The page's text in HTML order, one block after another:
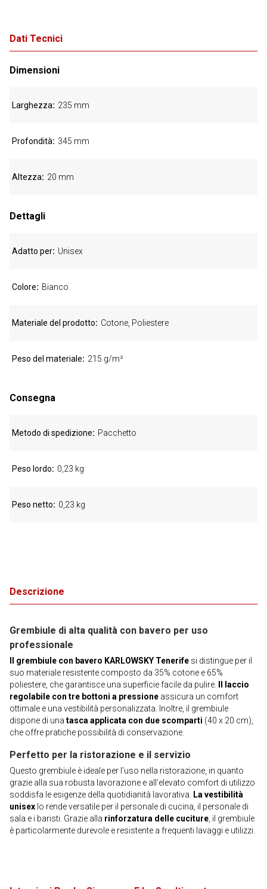
Descrizione
Grembiule di alta qualità con bavero per uso
professionale
Il grembiule con bavero KARLOWSKY Tenerife si distingue per il
suo materiale resistente composto da 35% cotone e 65%
poliestere, che garantisce una superficie facile da pulire.
Il laccio
regolabile con tre bottoni a pressione assicura un comfort
ottimale e una vestibilità personalizzata. Inoltre, il grembiule
dispone di una tasca applicata con due scomparti (40 x 20 cm),
che offre pratiche possibilità di conservazione.
Perfetto per la ristorazione e il servizio
Questo grembiule è ideale per l’uso nella ristorazione, in quanto
grazie alla sua robusta lavorazione e all’elevato comfort di utilizzo
soddisfa le esigenze della quotidianità lavorativa.
La vestibilità
unisex lo rende versatile per il personale di cucina, il personale di
sala e i baristi. Grazie alla rinforzatura delle cuciture , il grembiule
è particolarmente durevole e resistente a frequenti lavaggi e utilizzi.
Dati Tecnici
Dimensioni
Larghezza 235 mm
Profondità 345 mm
Altezza 20 mm
Dettagli
Adatto per Unisex
Colore Bianco
Materiale del prodotto Cotone, Poliestere
Peso del materiale 215 g/m²
Consegna
Metodo di spedizione Pacchetto
Peso lordo 0,23 kg
Peso netto 0,23 kg